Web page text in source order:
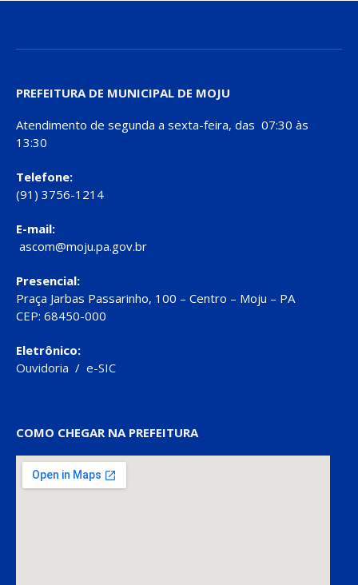
PREFEITURA DE MUNICIPAL DE MOJU
Atendimento de segunda a sexta-feira, das 07:30 às
13:30
Telefone:
(91) 3756-1214
E-mail:
ascom@moju.pa.gov.br
Presencial:
Praça Jarbas Passarinho, 100 – Centro – Moju – PA
CEP: 68450-000
Eletrônico:
Ouvidoria / e-SIC
COMO CHEGAR NA PREFEITURA